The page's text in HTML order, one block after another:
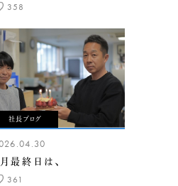
358
社長ブログ
最終日は、
361